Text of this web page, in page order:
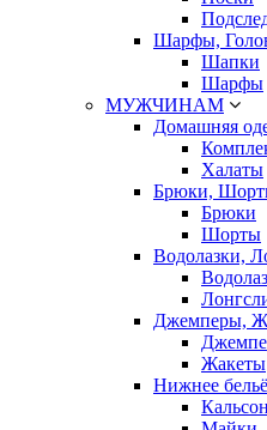
Шарфы,
Шапки
Шарфы
МУЖЧИНАМ
Домашняя
Халаты
Брюки,
Брюки
Шорты
Водолазки,
Джемперы,
Жакеты
Нижнее